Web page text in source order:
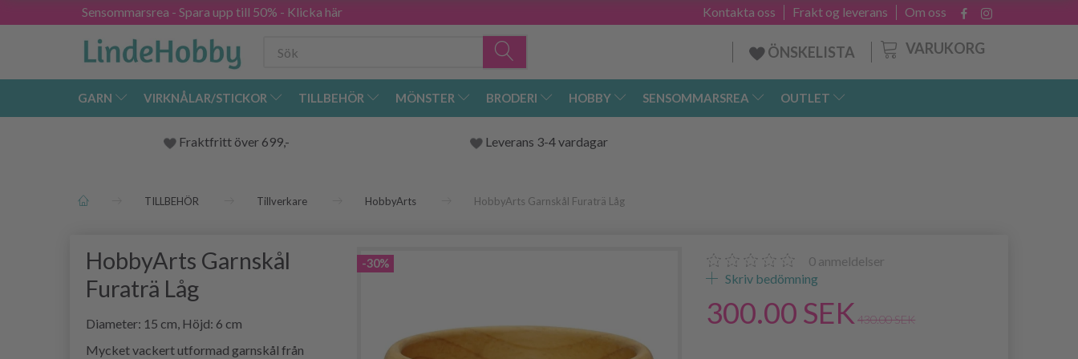
Sensommarsrea - Spara upp till 50% - Klicka här Om oss
Frakt og leverans
Kontakta oss
VARUKORG
ÖNSKELISTA
GARN VIRKNÅLAR/STICKOR TILLBEHÖR MÖNSTER BRODERI HOBBY SENSOMMARSREA OUTLET
Fraktfritt över 699,- Leverans 3-4 vardagar
TILLBEHÖR Tillverkare HobbyArts HobbyArts Garnskål Furaträ Låg
HobbyArts Garnskål
Furaträ Låg
Diameter: 15 cm, Höjd: 6 cm
Mycket vackert utformad garnskål från
-30% 0 anmeldelser
Skriv bedömning
300.00 SEK 430.00 SEK